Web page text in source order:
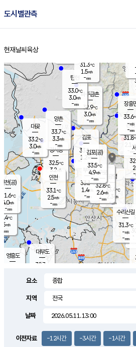
도시별관측
홈
현재날씨 육상
의도
℃
m/s
mm
영흥도
3.4m/s
대부도
30.7
경서동
32.5℃
3.2 m/s
-mm
파주금촌
32.9℃
3.0m/s
-mm
대곶
33.2℃
3.0m/s
-mm
탄현
33.0℃
3.0m/s
-mm
김포
33.1℃
1.2 m/s
mm
광명
33.4 ℃
2.3 m/s
-mm
부천
33.3℃
1.4m/s
-mm
양촌
33.7℃
3.3m/s
-mm
구로
32.8℃
2.6m/s
-mm
은평
31.8
2.1 m/s
- mm
수리산길
31.3℃
-m/s
-mm
장흥
33.6
-m/s
-mm
인천(공)
31.6℃
4.0m/s
-mm
김포(공)
33.5℃
4.9m/s
-mm
인천
33.1℃
2.5m/s
-mm
2
-
31.3℃
1.5m/s
-mm
요소
지역
날짜
이전자료 -12시간 -3시간 -1시간